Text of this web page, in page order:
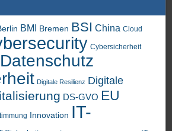
BMI Bremen BSI China Cloud
Cybersicherheit
Datenschutz
Digitale Resilienz Digitale
DS-GVO EU
Innovation IT-